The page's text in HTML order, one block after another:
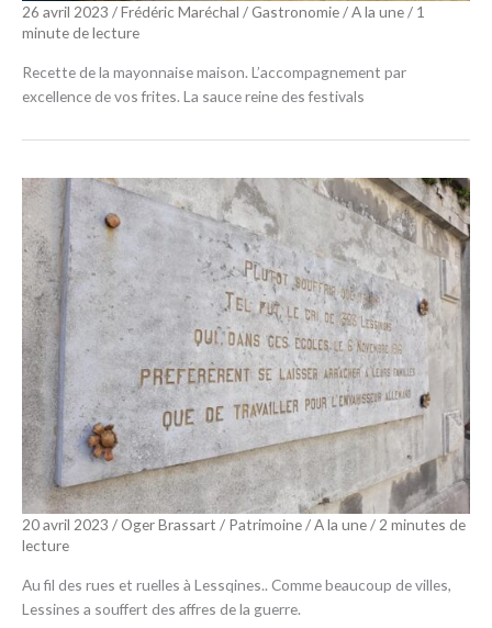
26 avril 2023 /Frédéric Maréchal /Gastronomie/A la une/ 1
minute de lecture
Recette de la mayonnaise maison. L’accompagnement par
excellence de vos frites. La sauce reine des festivals
20 avril 2023 /Oger Brassart / Patrimoine/A la une/ 2 minutes de
lecture
Au fil des rues et ruelles à Lessqines.. Comme beaucoup de villes,
Lessines a souffert des affres de la guerre.